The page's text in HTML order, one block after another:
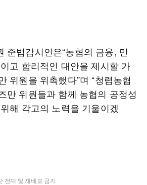
준법감시인은“농협의 금융, 민
고 합리적인 대안을 제시할 가
위원을 위촉했다”며 “청렴농협
만 위원들과 함께 농협의 공정성
해 각고의 노력을 기울이겠
전재 및 재배포 금지